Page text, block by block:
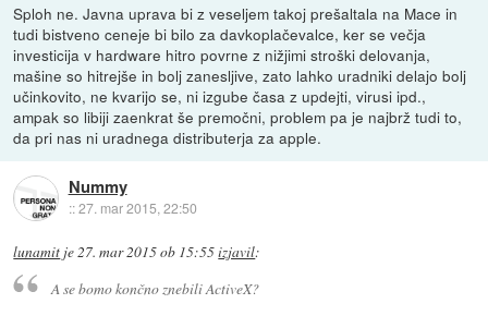
Sploh ne. Javna uprava bi z veseljem takoj prešaltala na Mace in
tudi bistveno ceneje bi bilo za davkoplačevalce, ker se večja
investicija v hardware hitro povrne z nižjimi stroški delovanja,
mašine so hitrejše in bolj zanesljive, zato lahko uradniki delajo bolj
učinkovito, ne kvarijo se, ni izgube časa z updejti, virusi ipd.,
ampak so libiji zaenkrat še premočni, problem pa je najbrž tudi to,
da pri nas ni uradnega distributerja za apple.
Nummy
::27. mar 2015, 22:50
lunamit je27. mar 2015 ob 15:55izjavil:
A se bomo končno znebili ActiveX?